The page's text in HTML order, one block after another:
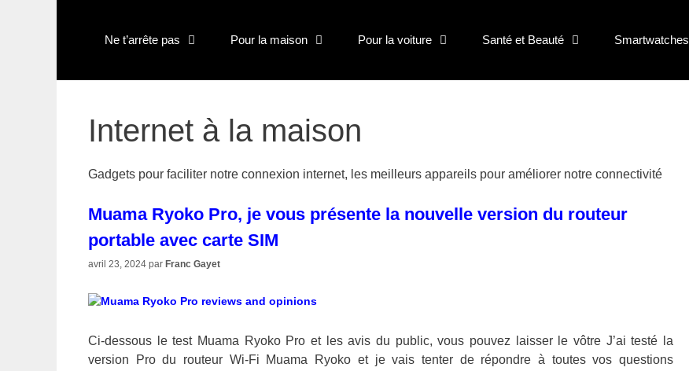
Ne t’arrête pas Pour la maison Pour la voiture Santé et Beauté Smartwatches
Internet à la maison
Gadgets pour faciliter notre connexion internet, les meilleurs appareils pour améliorer notre connectivité
Muama Ryoko Pro, je vous présente la nouvelle version du routeur
portable avec carte SIM
avril 23, 2024 par Franc Gayet
Ci-dessous le test Muama Ryoko Pro et les avis du public, vous pouvez laisser le vôtre J’ai testé la
version Pro du routeur Wi-Fi Muama Ryoko et je vais tenter de répondre à toutes vos questions